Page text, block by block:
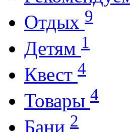
Отдых 9
Детям 1
Квест 4
Товары 4
Бани 2